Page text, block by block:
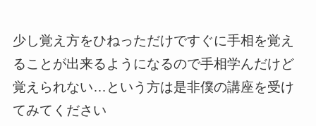
少し覚え方をひねっただけですぐに手相を覚え
ることが出来るようになるので手相学んだけど
覚えられない…という方は是非僕の講座を受け
てみてください